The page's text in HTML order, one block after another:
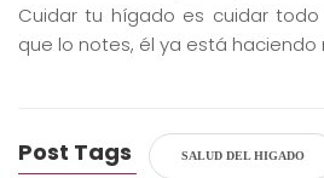
Cuidar tu hígado es cuidar todo
que lo notes, él ya está haciendo
Post Tags SALUD DEL HIGADO